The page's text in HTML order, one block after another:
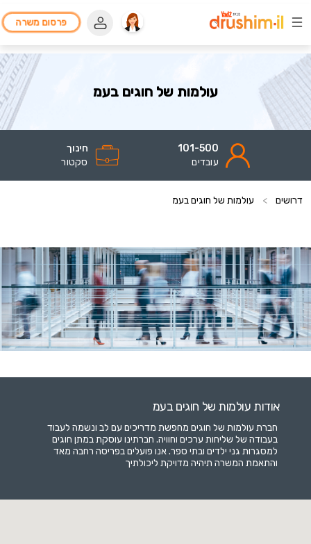
פרסום משרה
עולמות של חוגים בעמ
101-500
עובדים
חינוך
סקטור
דרושים > עולמות של חוגים בעמ
אודות עולמות של חוגים בעמ
חברת עולמות של חוגים מחפשת מדריכים עם לב ונשמה לעבוד
בעבודה של שליחות ערכים וחוויה. חברתינו עוסקת במתן חוגים
למסגרות גני ילדים ובתי ספר. אנו פועלים בפריסה רחבה מאד
והתאמת המשרה תיהיה מדויקת ליכולתיך